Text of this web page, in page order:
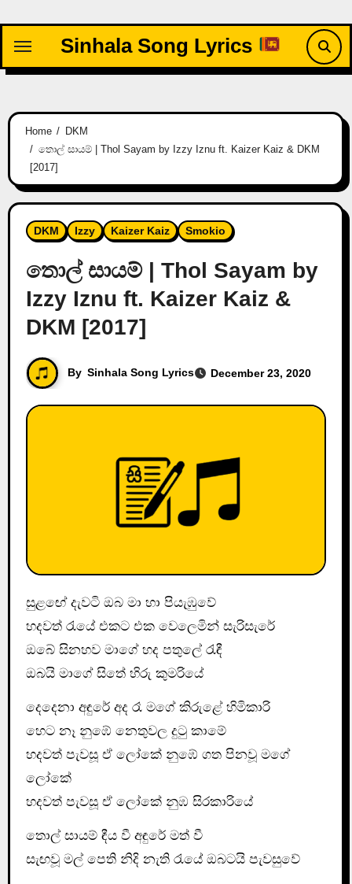
content
Sinhala Song Lyrics
Home
DKM
තොල් සායම් | Thol Sayam by Izzy Iznu ft. Kaizer Kaiz & DKM
[2017]
DKM Izzy Kaizer Kaiz Smokio
තොල් සායම් | Thol Sayam by
Izzy Iznu ft. Kaizer Kaiz &
DKM [2017]
By Sinhala Song Lyrics December 23, 2020
සුළඟේ දැවටි ඔබ මා හා පියැඹුවේ
හදවත් රැයේ එකට එක වෙලෙමින් සැරිසැරේ
ඔබේ සිනහව මාගේ හද පතුලේ රැඳී
ඔබයි මාගේ සිතේ හිරු කුමරියේ
දෙදෙනා අඳුරේ අද රෑ මගේ කිරුළේ හිමිකාරි
හෙට නෑ නුඹේ නෙතුවල දුටු කාමේ
හදවත් පැවසූ ඒ ලෝකේ නුඹේ ගත පිනවූ මගේ
ලෝකේ
හදවත් පැවසූ ඒ ලෝකේ නුඹ සිරකාරියේ
තොල් සායම් ඳීය වී අඳුරේ මත් වී
සැඟවූ මල් පෙති නිදි නැති රැයේ ඔබටයි පැවසුවේ